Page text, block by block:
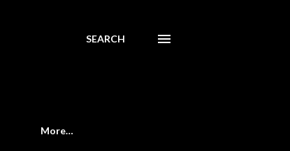
SEARCH
More…